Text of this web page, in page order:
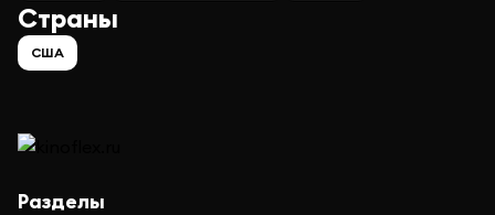
Страны
США
Разделы